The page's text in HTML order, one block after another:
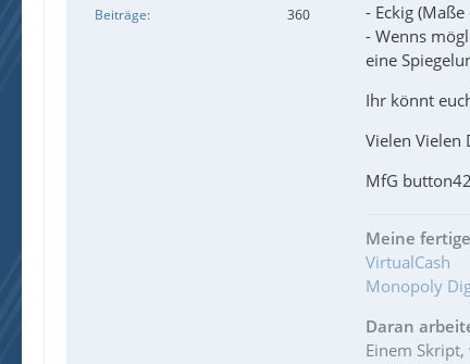
Beiträge 360
- Eckig
- Wenns
eine
Ihr könnt
Vielen Vielen
MfG
Meine
VirtualCash
Monopoly
Daran
Einem